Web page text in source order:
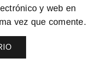
y web en
vez que comente.